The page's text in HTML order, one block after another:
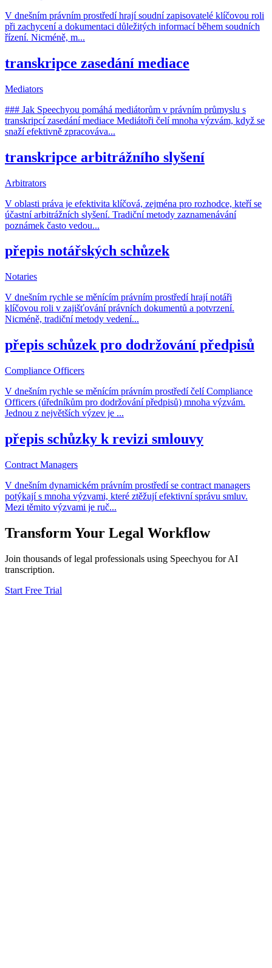
V dnešním právním prostředí hrají soudní zapisovatelé klíčovou roli
při zachycení a dokumentaci důležitých informací během soudních
řízení. Nicméně, m...
transkripce zasedání mediace
Mediators
### Jak Speechyou pomáhá mediátorům v právním průmyslu s
transkripcí zasedání mediace Mediátoři čelí mnoha výzvám, když se
snaží efektivně zpracováva...
transkripce arbitrážního slyšení
Arbitrators
V oblasti práva je efektivita klíčová, zejména pro rozhodce, kteří se
účastní arbitrážních slyšení. Tradiční metody zaznamenávání
poznámek často vedou...
přepis notářských schůzek
Notaries
V dnešním rychle se měnícím právním prostředí hrají notáři
klíčovou roli v zajišťování právních dokumentů a potvrzení.
Nicméně, tradiční metody vedení...
přepis schůzek pro dodržování předpisů
Compliance Officers
V dnešním rychle se měnícím právním prostředí čelí Compliance
Officers (úředníkům pro dodržování předpisů) mnoha výzvám.
Jednou z největších výzev je ...
přepis schůzky k revizi smlouvy
Contract Managers
V dnešním dynamickém právním prostředí se contract managers
potýkají s mnoha výzvami, které ztěžují efektivní správu smluv.
Mezi těmito výzvami je ruč...
Transform Your Legal Workflow
Join thousands oflegal professionals using Speechyou for AI
transcription.
Start Free Trial